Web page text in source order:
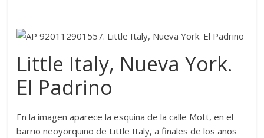
Little Italy, Nueva York.
El Padrino
En la imagen aparece la esquina de la calle Mott, en el
barrio neoyorquino de Little Italy, a finales de los años